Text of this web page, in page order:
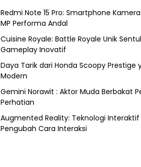
Redmi Note 15 Pro: Smartphone
MP Performa Andal
Cuisine Royale: Battle Royale Unik
Gameplay Inovatif
Daya Tarik dari Honda Scoopy Prestige
Modern
Gemini Norawit : Aktor Muda Berbakat
Perhatian
Augmented Reality: Teknologi Interaktif
Pengubah Cara Interaksi